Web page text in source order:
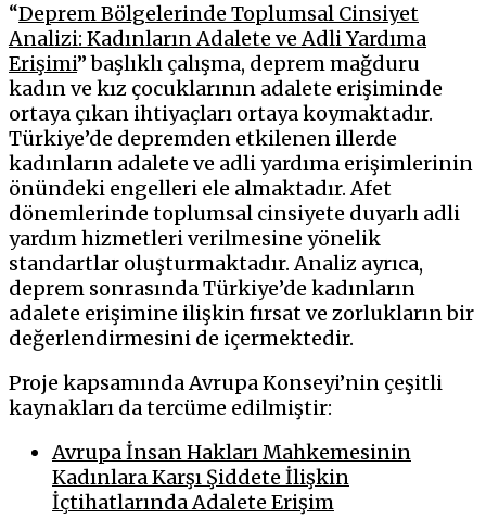
“Deprem Bölgelerinde Toplumsal Cinsiyet
Analizi: Kadınların Adalete ve Adli Yardıma
Erişimi” başlıklı çalışma, deprem mağduru
kadın ve kız çocuklarının adalete erişiminde
ortaya çıkan ihtiyaçları ortaya koymaktadır.
Türkiye’de depremden etkilenen illerde
kadınların adalete ve adli yardıma erişimlerinin
önündeki engelleri ele almaktadır. Afet
dönemlerinde toplumsal cinsiyete duyarlı adli
yardım hizmetleri verilmesine yönelik
standartlar oluşturmaktadır. Analiz ayrıca,
deprem sonrasında Türkiye’de kadınların
adalete erişimine ilişkin fırsat ve zorlukların bir
değerlendirmesini de içermektedir.
Proje kapsamında Avrupa Konseyi’nin çeşitli
kaynakları da tercüme edilmiştir:
Avrupa İnsan Hakları Mahkemesinin
Kadınlara Karşı Şiddete İlişkin
İçtihatlarında Adalete Erişim